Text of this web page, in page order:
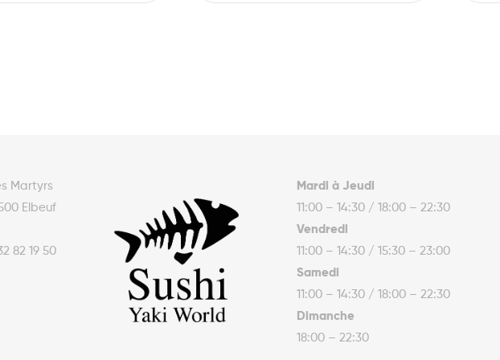
Martyrs
Elbeuf
82 19 50
Mardi à Jeudi
11:00 – 14:30 / 18:00 – 22:30
Vendredi
11:00 – 14:30 / 15:30 – 23:00
Samedi
11:00 – 14:30 / 18:00 – 22:30
Dimanche
18:00 – 22:30